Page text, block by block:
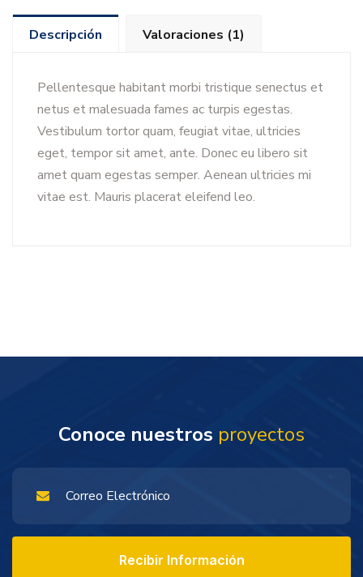
Descripción Valoraciones (1)
Pellentesque habitant morbi tristique senectus et
netus et malesuada fames ac turpis egestas.
Vestibulum tortor quam, feugiat vitae, ultricies
eget, tempor sit amet, ante. Donec eu libero sit
amet quam egestas semper. Aenean ultricies mi
vitae est. Mauris placerat eleifend leo.
Conoce nuestros proyectos
Recibir Información